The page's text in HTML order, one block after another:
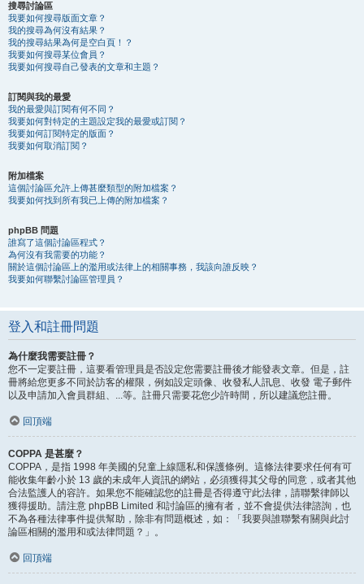
搜尋討論區
我要如何搜尋版面文章？
我的搜尋為何沒有結果？
我的搜尋結果為何是空白頁！？
我要如何搜尋某位會員？
我要如何搜尋自己發表的文章和主題？
訂閱與我的最愛
我的最愛與訂閱有何不同？
我要如何對特定的主題設定我的最愛或訂閱？
我要如何訂閱特定的版面？
我要如何取消訂閱？
附加檔案
這個討論區允許上傳甚麼類型的附加檔案？
我要如何找到所有我已上傳的附加檔案？
phpBB 問題
誰寫了這個討論區程式？
為何沒有我需要的功能？
關於這個討論區上的濫用或法律上的相關事務，我該向誰反映？
我要如何聯繫討論區管理員？
登入和註冊問題
為什麼我需要註冊？
您不一定要註冊，這要看管理員是否設定您需要註冊後才能發表文章。但是，註
冊將給您更多不同於訪客的權限，例如設定頭像、收發私人訊息、收發 電子郵件
以及申請加入會員群組、...等。註冊只需要花您少許時間，所以建議您註冊。
回頂端
COPPA 是甚麼？
COPPA，是指 1998 年美國的兒童上線隱私和保護條例。這條法律要求任何有可
能收集年齡小於 13 歲的未成年人資訊的網站，必須獲得其父母的同意，或者其他
合法監護人的容許。如果您不能確認您的註冊是否得遵守此法律，請聯繫律師以
獲得援助。請注意 phpBB Limited 和討論區的擁有者，並不會提供法律諮詢，也
不為各種法律事件提供幫助，除非有問題概述，如：「我要與誰聯繫有關與此討
論區相關的濫用和或法律問題？」。
回頂端